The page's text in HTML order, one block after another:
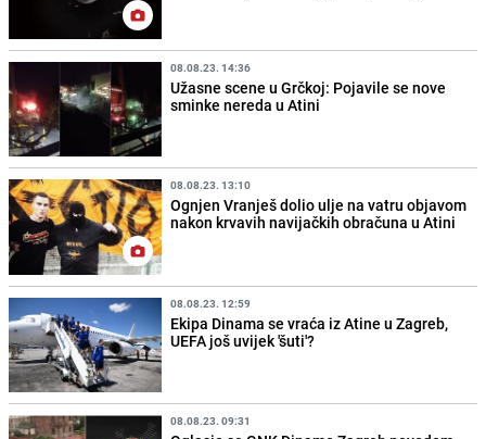
08.08.23. 14:36
Užasne scene u Grčkoj: Pojavile se nove
sminke nereda u Atini
08.08.23. 13:10
Ognjen Vranješ dolio ulje na vatru objavom
nakon krvavih navijačkih obračuna u Atini
08.08.23. 12:59
Ekipa Dinama se vraća iz Atine u Zagreb,
UEFA još uvijek 'šuti'?
08.08.23. 09:31